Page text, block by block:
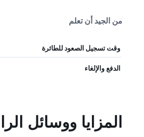
من الجيد أن تعلم
وقت تسجيل الصعود للطائرة
الدفع والإلغاء
المزايا ووسائل